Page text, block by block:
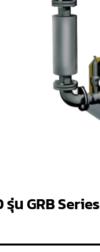
รุ่น GRB Series